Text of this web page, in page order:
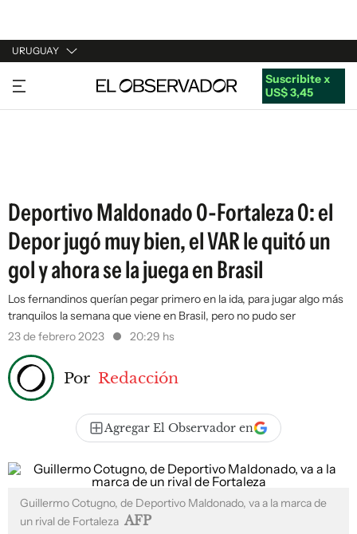
URUGUAY
URUGUAY
ARGENTINA
Suscribite x
US$ 3,45
Deportivo Maldonado 0-Fortaleza 0: el
Depor jugó muy bien, el VAR le quitó un
gol y ahora se la juega en Brasil
Los fernandinos querían pegar primero en la ida, para jugar algo más
tranquilos la semana que viene en Brasil, pero no pudo ser
23 de febrero 2023
20:29 hs
Por Redacción
Agregar El Observador en
Guillermo Cotugno, de Deportivo Maldonado, va a la marca de
un rival de Fortaleza AFP